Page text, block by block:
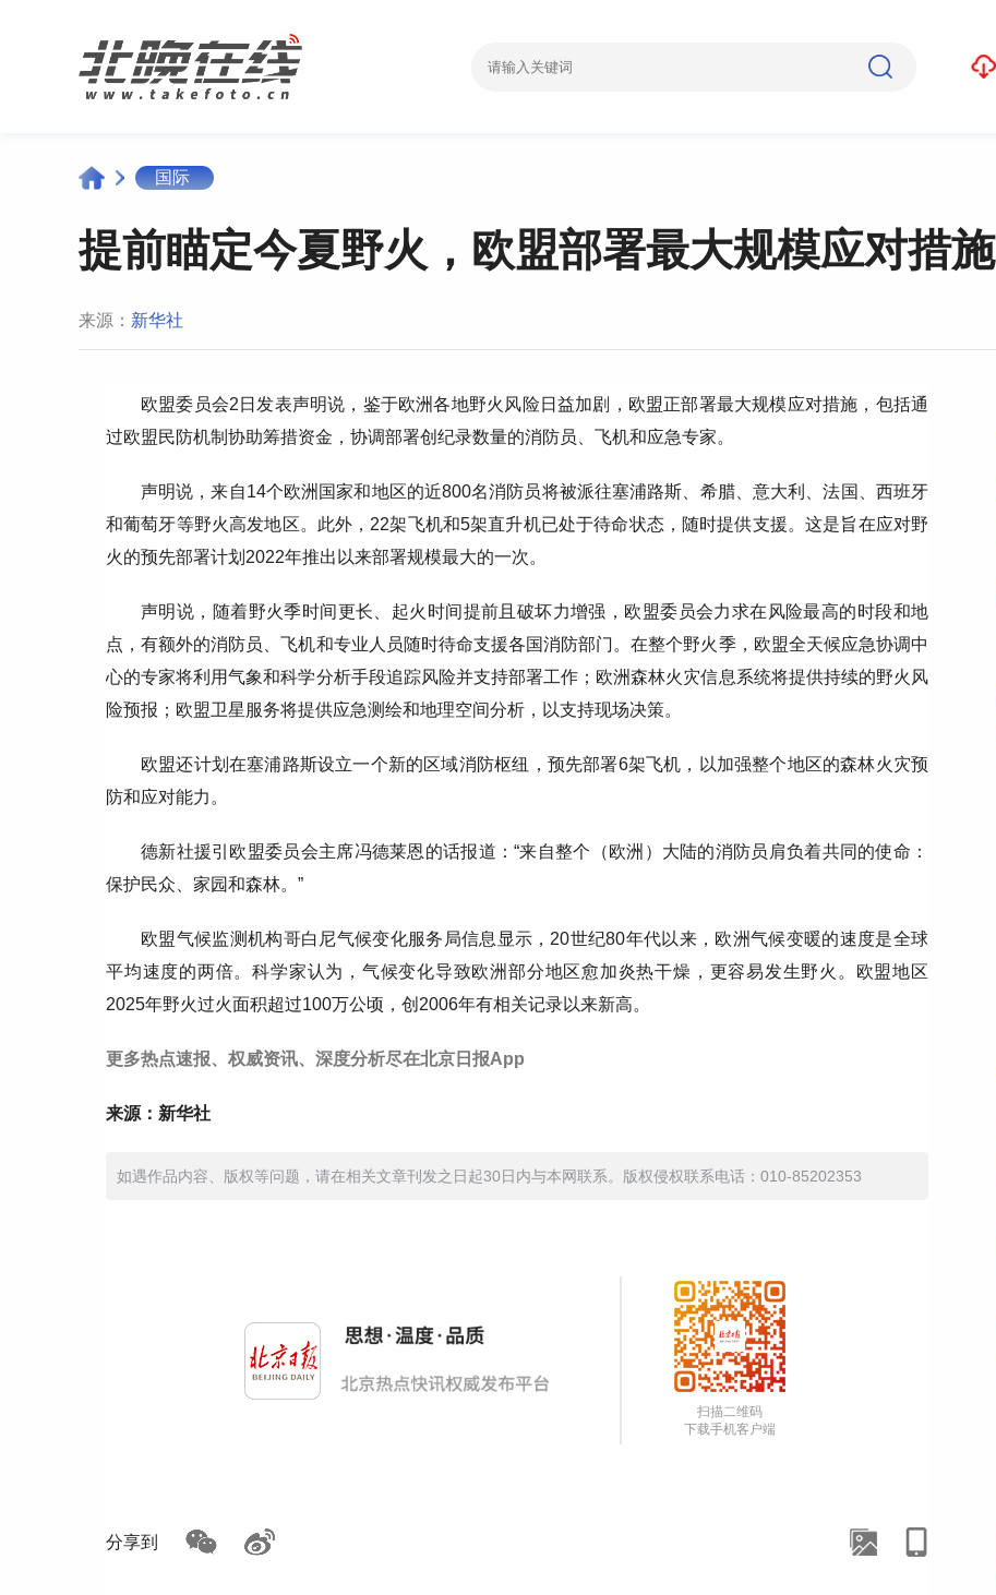
国际
提前瞄定今夏野火，欧盟部署最大规模应对措施
来源： 新华社
欧盟委员会2日发表声明说，鉴于欧洲各地野火风险日益加剧，欧盟正部署最大规模应对措施，包括通
过欧盟民防机制协助筹措资金，协调部署创纪录数量的消防员、飞机和应急专家。
声明说，来自14个欧洲国家和地区的近800名消防员将被派往塞浦路斯、希腊、意大利、法国、西班牙
和葡萄牙等野火高发地区。此外，22架飞机和5架直升机已处于待命状态，随时提供支援。这是旨在应对野
火的预先部署计划2022年推出以来部署规模最大的一次。
声明说，随着野火季时间更长、起火时间提前且破坏力增强，欧盟委员会力求在风险最高的时段和地
点，有额外的消防员、飞机和专业人员随时待命支援各国消防部门。在整个野火季，欧盟全天候应急协调中
心的专家将利用气象和科学分析手段追踪风险并支持部署工作；欧洲森林火灾信息系统将提供持续的野火风
险预报；欧盟卫星服务将提供应急测绘和地理空间分析，以支持现场决策。
欧盟还计划在塞浦路斯设立一个新的区域消防枢纽，预先部署6架飞机，以加强整个地区的森林火灾预
防和应对能力。
德新社援引欧盟委员会主席冯德莱恩的话报道：“来自整个（欧洲）大陆的消防员肩负着共同的使命：
保护民众、家园和森林。”
欧盟气候监测机构哥白尼气候变化服务局信息显示，20世纪80年代以来，欧洲气候变暖的速度是全球
平均速度的两倍。科学家认为，气候变化导致欧洲部分地区愈加炎热干燥，更容易发生野火。欧盟地区
2025年野火过火面积超过100万公顷，创2006年有相关记录以来新高。
更多热点速报、权威资讯、深度分析尽在北京日报App
来源：新华社
如遇作品内容、版权等问题，请在相关文章刊发之日起30日内与本网联系。版权侵权联系电话：010-85202353
扫描二维码
下载手机客户端
分享到